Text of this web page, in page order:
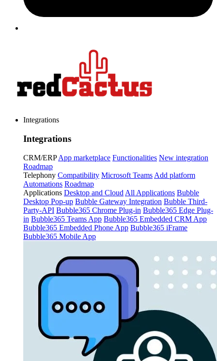
Integrations
Integrations
CRM/ERP App marketplace Functionalities New integration
Roadmap
Telephony Compatibility Microsoft Teams Add platform
Automations Roadmap
Applications Desktop and Cloud All Applications Bubble
Desktop Pop-up Bubble Gateway Integration Bubble Third-
Party-API Bubble365 Chrome Plug-in Bubble365 Edge Plug-
in Bubble365 Teams App Bubble365 Embedded CRM App
Bubble365 Embedded Phone App Bubble365 iFrame
Bubble365 Mobile App